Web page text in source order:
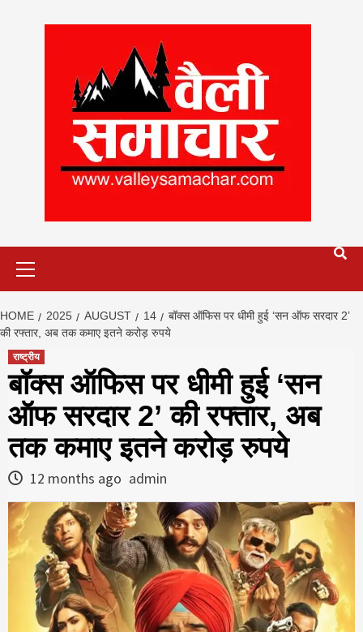
HOME 2025 AUGUST 14
बॉक्स ऑफिस पर धीमी हुई ‘सन ऑफ सरदार 2’
की रफ्तार, अब तक कमाए इतने करोड़ रुपये
राष्ट्रीय
बॉक्स ऑफिस पर धीमी हुई ‘सन
ऑफ सरदार 2’ की रफ्तार, अब
तक कमाए इतने करोड़ रुपये
12 months ago admin